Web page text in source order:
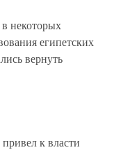
некоторых
египетских
вернуть
к власти